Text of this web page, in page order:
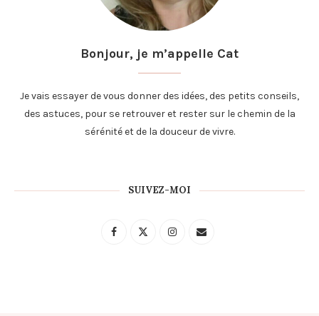
Bonjour, je m’appelle Cat
Je vais essayer de vous donner des idées, des petits conseils,
des astuces, pour se retrouver et rester sur le chemin de la
sérénité et de la douceur de vivre.
SUIVEZ-MOI